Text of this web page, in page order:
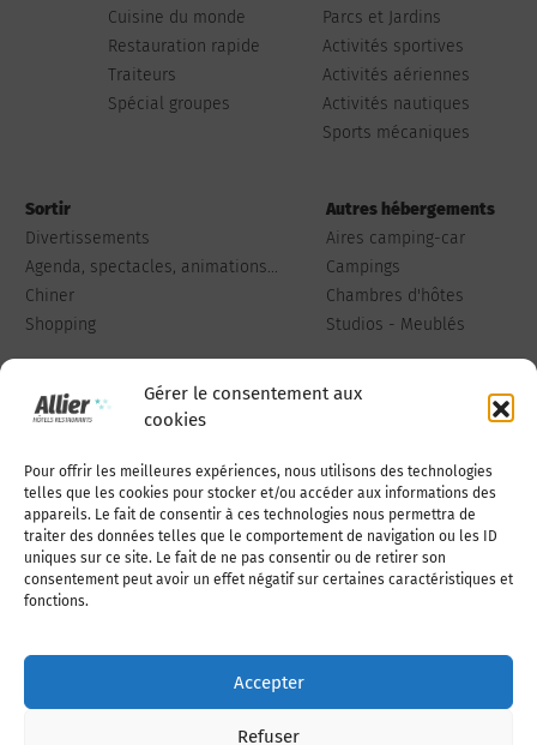
Gérer le consentement aux
cookies
Pour offrir les meilleures expériences, nous utilisons des technologies
telles que les cookies pour stocker et/ou accéder aux informations des
appareils. Le fait de consentir à ces technologies nous permettra de
traiter des données telles que le comportement de navigation ou les ID
uniques sur ce site. Le fait de ne pas consentir ou de retirer son
consentement peut avoir un effet négatif sur certaines caractéristiques et
fonctions.
Accepter
Refuser
Cuisine du monde
Restauration rapide
Traiteurs
Spécial groupes
Parcs et Jardins
Activités sportives
Activités aériennes
Activités nautiques
Sports mécaniques
Sortir
Divertissements
Agenda, spectacles, animations...
Chiner
Shopping
Autres hébergements
Aires camping-car
Campings
Chambres d'hôtes
Studios - Meublés
Qui sommes-nous Publiez votre annonce
Adhérer à l’association Nous contacter
Politique de cookies (UE)